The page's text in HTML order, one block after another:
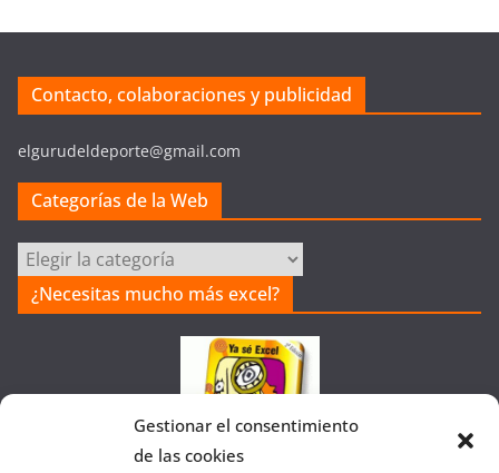
Gestionar el consentimiento
de las cookies
Contacto, colaboraciones y publicidad
elgurudeldeporte@gmail.com
Categorías de la Web
Categorías
de
la
¿Necesitas mucho más excel?